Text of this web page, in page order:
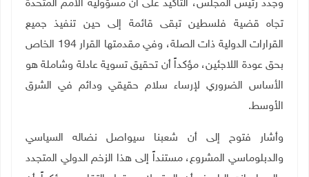
وجدد رئيس المجلس، التأكيد على أن مسؤولية الأمم المتحدة
تجاه قضية فلسطين تبقى قائمة إلى حين تنفيذ جميع
القرارات الدولية ذات الصلة، وفي مقدمتها القرار 194 الخاص
بحق عودة اللاجئين، مؤكداً أن تحقيق تسوية عادلة وشاملة هو
الأساس الضروري لإرساء سلام حقيقي ودائم في الشرق
الأوسط.
وأشار فتوح إلى أن شعبنا سيواصل نضاله السياسي
والدبلوماسي المشروع، مستنداً إلى هذا الزخم الدولي المتجدد